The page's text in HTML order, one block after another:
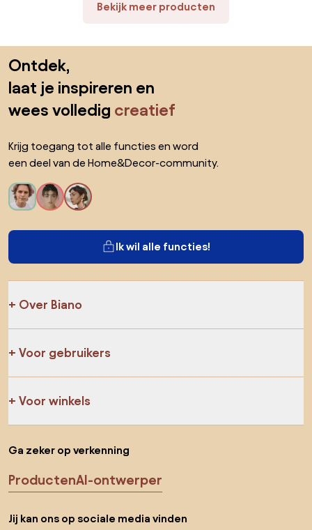
Bekijk meer producten
Ontdek,
laat je inspireren en
wees volledig creatief
Krijg toegang tot alle functies en word
een deel van de Home&Decor-community.
Ik wil alle functies!
Over Biano
Voor gebruikers
Voor winkels
Ga zeker op verkenning
ProductenAI-ontwerper
Jij kan ons op sociale media vinden